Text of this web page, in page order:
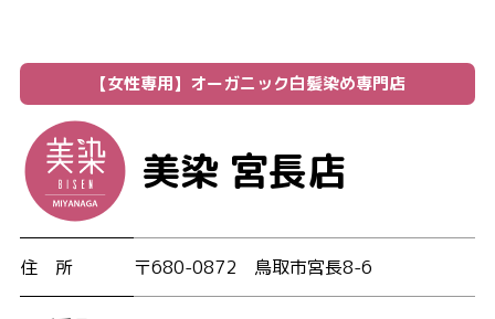
【女性専用】オーガニック白髪染め専門店
美染 宮長店
住 所 〒680-0872 鳥取市宮長8-6